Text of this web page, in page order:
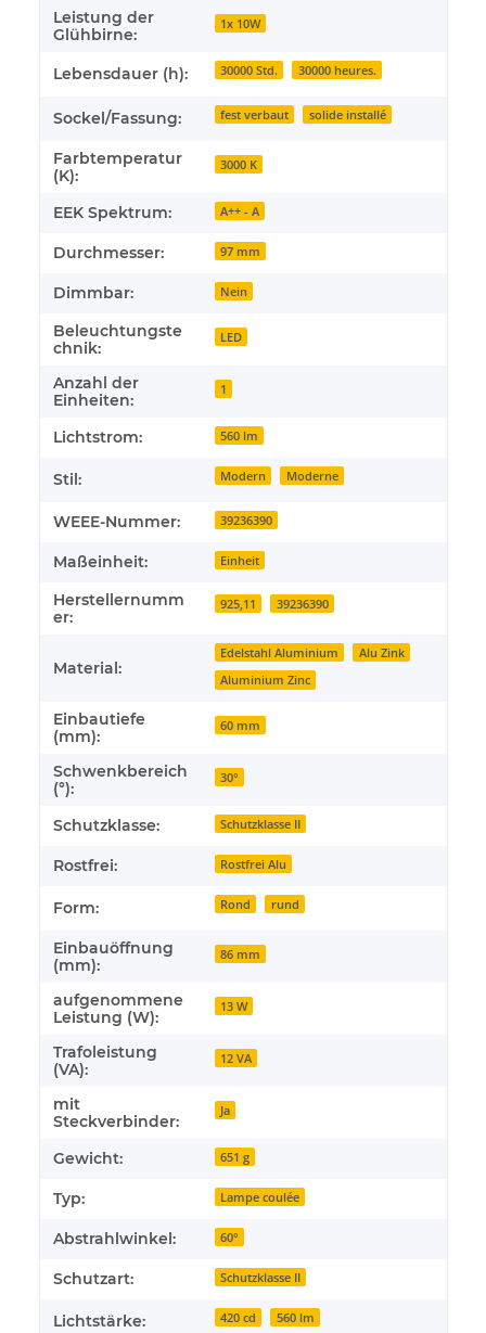
Leistung der
Glühbirne:
1x 10W
Lebensdauer (h): 30000 Std. 30000 heures.
Sockel/Fassung: fest verbaut solide installé
Farbtemperatur
(K):
3000 K
EEK Spektrum: A++ - A
Durchmesser: 97 mm
Dimmbar: Nein
Beleuchtungste
chnik:
LED
Anzahl der
Einheiten:
1
Lichtstrom: 560 lm
Stil: Modern Moderne
WEEE-Nummer: 39236390
Maßeinheit: Einheit
Herstellernumm
er:
925,11 39236390
Material:
Edelstahl Aluminium
Alu Zink
Aluminium Zinc
Einbautiefe
(mm):
60 mm
Schwenkbereich
(°):
30°
Schutzklasse: Schutzklasse II
Rostfrei: Rostfrei Alu
Form: Rond rund
Einbauöffnung
(mm):
86 mm
aufgenommene
Leistung (W):
13 W
Trafoleistung
(VA):
12 VA
mit
Steckverbinder:
Ja
Gewicht: 651 g
Typ: Lampe coulée
Abstrahlwinkel: 60°
Schutzart: Schutzklasse II
Lichtstärke: 420 cd 560 lm